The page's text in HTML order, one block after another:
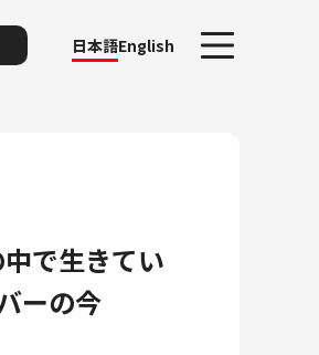
日本語English
で生きてい
ーの今